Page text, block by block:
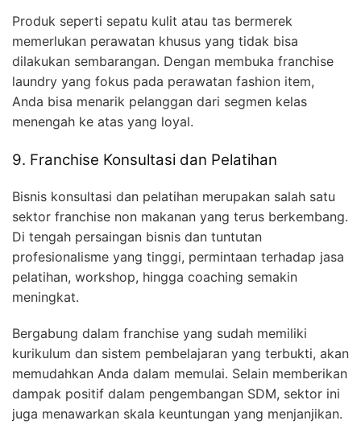
Produk seperti sepatu kulit atau tas bermerek
memerlukan perawatan khusus yang tidak bisa
dilakukan sembarangan. Dengan membuka franchise
laundry yang fokus pada perawatan fashion item,
Anda bisa menarik pelanggan dari segmen kelas
menengah ke atas yang loyal.
9. Franchise Konsultasi dan Pelatihan
Bisnis konsultasi dan pelatihan merupakan salah satu
sektor franchise non makanan yang terus berkembang.
Di tengah persaingan bisnis dan tuntutan
profesionalisme yang tinggi, permintaan terhadap jasa
pelatihan, workshop, hingga coaching semakin
meningkat.
Bergabung dalam franchise yang sudah memiliki
kurikulum dan sistem pembelajaran yang terbukti, akan
memudahkan Anda dalam memulai. Selain memberikan
dampak positif dalam pengembangan SDM, sektor ini
juga menawarkan skala keuntungan yang menjanjikan.